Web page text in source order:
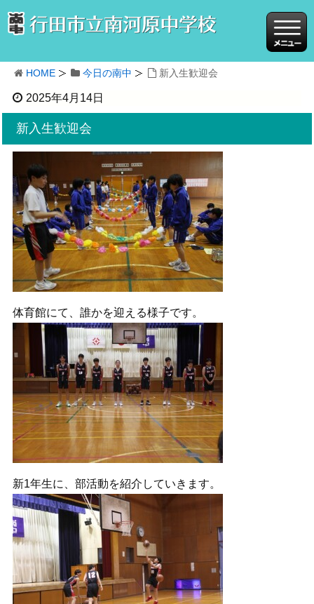
HOME 今日の南中 新入生歓迎会
2025年4月14日
新入生歓迎会
体育館にて、誰かを迎える様子です。
新1年生に、部活動を紹介していきます。